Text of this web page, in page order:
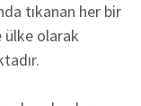
tıkanan her bir
olarak